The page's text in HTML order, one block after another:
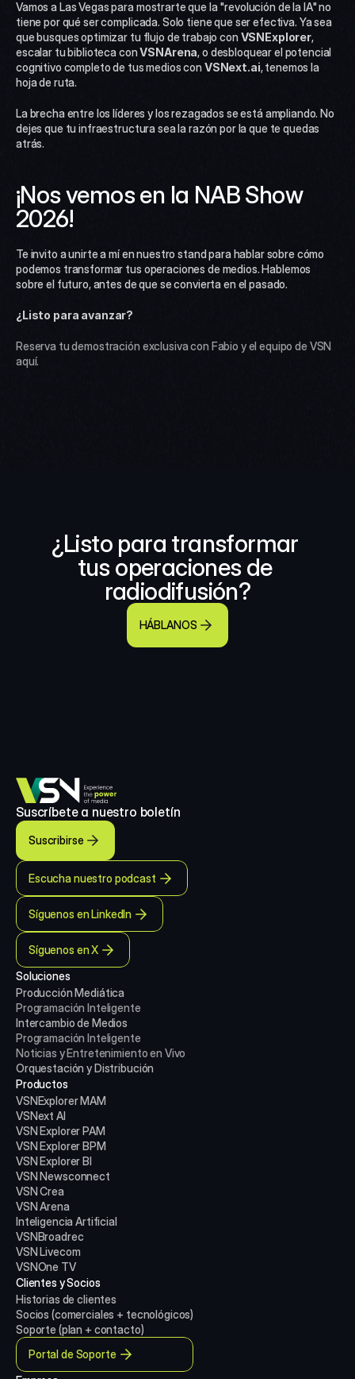
Vamos a Las Vegas para mostrarte que la "revolución de la IA" no
tiene por qué ser complicada. Solo tiene que ser efectiva. Ya sea
que busques optimizar tu flujo de trabajo con VSNExplorer,
escalar tu biblioteca con VSNArena, o desbloquear el potencial
cognitivo completo de tus medios con VSNext.ai, tenemos la
hoja de ruta.
La brecha entre los líderes y los rezagados se está ampliando. No
dejes que tu infraestructura sea la razón por la que te quedas
atrás.
¡Nos vemos en la NAB Show
2026!
Te invito a unirte a mí en nuestro stand para hablar sobre cómo
podemos transformar tus operaciones de medios. Hablemos
sobre el futuro, antes de que se convierta en el pasado.
¿Listo para avanzar?
Reserva tu demostración exclusiva con Fabio y el equipo de VSN
aquí.
¿Listo para transformar
tus operaciones de
radiodifusión?
HÁBLANOS
Suscríbete a nuestro boletín
Suscribirse
Escucha nuestro podcast
Síguenos en LinkedIn
Síguenos en X
Soluciones
Producción Mediática
Programación Inteligente
Intercambio de Medios
Programación Inteligente
Noticias y Entretenimiento en Vivo
Orquestación y Distribución
Productos
VSNExplorer MAM
VSNext AI
VSN Explorer PAM
VSN Explorer BPM
VSN Explorer BI
VSN Newsconnect
VSN Crea
VSN Arena
Inteligencia Artificial
VSNBroadrec
VSN Livecom
VSNOne TV
Clientes y Socios
Historias de clientes
Socios (comerciales + tecnológicos)
Soporte (plan + contacto)
Portal de Soporte